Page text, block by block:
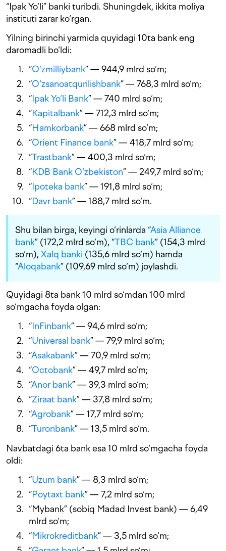
“Ipak Yo‘li” banki turibdi. Shuningdek, ikkita moliya
instituti zarar ko‘rgan.
Yilning birinchi yarmida quyidagi 10ta bank eng
daromadli bo‘ldi:
“O‘zmilliybank” — 944,9 mlrd so‘m;
“O‘zsanoatqurilishbank” — 768,3 mlrd so‘m;
“Ipak Yo‘li Bank” — 740 mlrd so‘m;
“Kapitalbank” — 712,3 mlrd so‘m;
“Hamkorbank” — 668 mlrd so‘m;
“Orient Finance bank” — 418,7 mlrd so‘m;
“Trastbank” — 400,3 mlrd so‘m;
“KDB Bank O‘zbekiston” — 249,7 mlrd so‘m;
“Ipoteka bank” — 191,8 mlrd so‘m;
“Davr bank” — 188,7 mlrd so‘m.
Shu bilan birga, keyingi o‘rinlarda “Asia Alliance
bank” (172,2 mlrd so‘m), “TBC bank” (154,3 mlrd
so‘m), Xalq banki (135,6 mlrd so‘m) hamda
“Aloqabank” (109,69 mlrd so‘m) joylashdi.
Quyidagi 8ta bank 10 mlrd so‘mdan 100 mlrd
so‘mgacha foyda olgan:
“InFinbank” — 94,6 mlrd so‘m;
“Universal bank” — 79,9 mlrd so‘m;
“Asakabank” — 70,9 mlrd so‘m;
“Octobank” — 49,7 mlrd so‘m;
“Anor bank” — 39,3 mlrd so‘m;
“Ziraat bank” — 37,8 mlrd so‘m;
“Agrobank” — 17,7 mlrd so‘m;
“Turonbank” — 13,5 mlrd so‘m.
Navbatdagi 6ta bank esa 10 mlrd so‘mgacha foyda
oldi:
“Uzum bank” — 8,3 mlrd so‘m;
“Poytaxt bank” — 7,2 mlrd so‘m;
“Mybank” (sobiq Madad Invest bank) — 6,49
mlrd so‘m;
“Mikrokreditbank” — 3,5 mlrd so‘m;